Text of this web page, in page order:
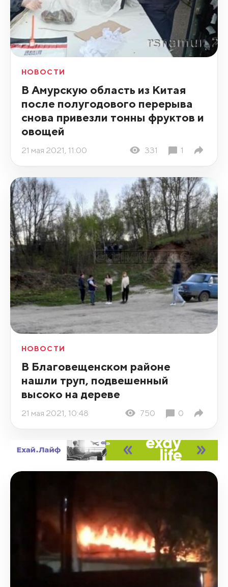
НОВОСТИ
В Амурскую область из Китая
после полугодового перерыва
снова привезли тонны фруктов и
овощей
21 мая 2021, 11:00 331 1
НОВОСТИ
В Благовещенском районе
нашли труп, подвешенный
высоко на дереве
21 мая 2021, 10:48 750 0